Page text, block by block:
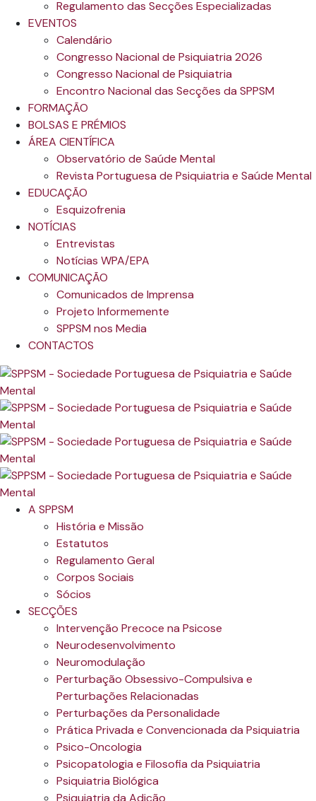
Regulamento das Secções Especializadas
EVENTOS
Calendário
Congresso Nacional de Psiquiatria 2026
Congresso Nacional de Psiquiatria
Encontro Nacional das Secções da SPPSM
FORMAÇÃO
BOLSAS E PRÉMIOS
ÁREA CIENTÍFICA
Observatório de Saúde Mental
Revista Portuguesa de Psiquiatria e Saúde Mental
EDUCAÇÃO
Esquizofrenia
NOTÍCIAS
Entrevistas
Notícias WPA/EPA
COMUNICAÇÃO
Comunicados de Imprensa
Projeto Informemente
SPPSM nos Media
CONTACTOS
A SPPSM
História e Missão
Estatutos
Regulamento Geral
Corpos Sociais
Sócios
SECÇÕES
Intervenção Precoce na Psicose
Neurodesenvolvimento
Neuromodulação
Perturbação Obsessivo-Compulsiva e
Perturbações Relacionadas
Perturbações da Personalidade
Prática Privada e Convencionada da Psiquiatria
Psico-Oncologia
Psicopatologia e Filosofia da Psiquiatria
Psiquiatria Biológica
Psiquiatria da Adição